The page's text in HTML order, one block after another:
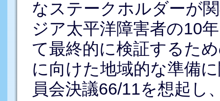
なステークホルダーが
ジア太平洋障害者の10
て最終的に検証するた
に向けた地域的な準備
員会決議66/11を想起し